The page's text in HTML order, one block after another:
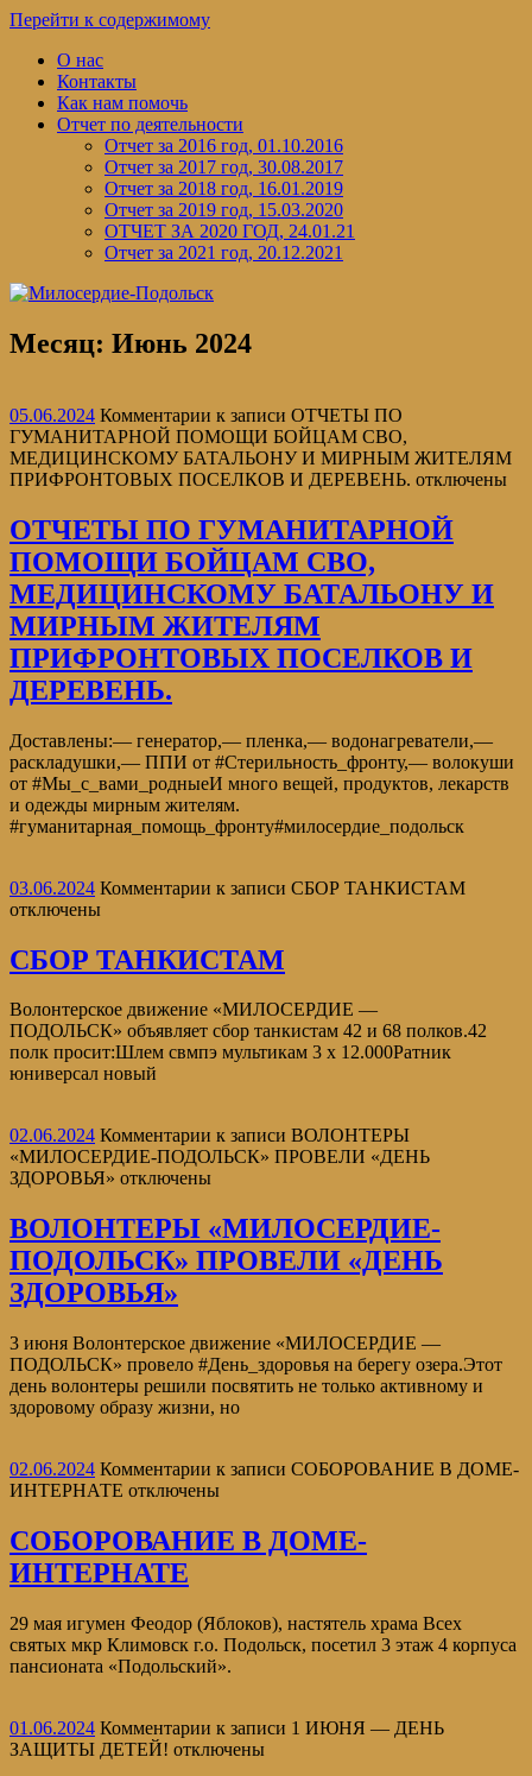
Перейти к содержимому
О нас
Контакты
Как нам помочь
Отчет по деятельности
Отчет за 2016 год, 01.10.2016
Отчет за 2017 год, 30.08.2017
Отчет за 2018 год, 16.01.2019
Отчет за 2019 год, 15.03.2020
ОТЧЕТ ЗА 2020 ГОД, 24.01.21
Отчет за 2021 год, 20.12.2021
Месяц: Июнь 2024
05.06.2024 Комментарии к записи ОТЧЕТЫ ПО
ГУМАНИТАРНОЙ ПОМОЩИ БОЙЦАМ СВО,
МЕДИЦИНСКОМУ БАТАЛЬОНУ И МИРНЫМ ЖИТЕЛЯМ
ПРИФРОНТОВЫХ ПОСЕЛКОВ И ДЕРЕВЕНЬ. отключены
ОТЧЕТЫ ПО ГУМАНИТАРНОЙ
ПОМОЩИ БОЙЦАМ СВО,
МЕДИЦИНСКОМУ БАТАЛЬОНУ И
МИРНЫМ ЖИТЕЛЯМ
ПРИФРОНТОВЫХ ПОСЕЛКОВ И
ДЕРЕВЕНЬ.
Доставлены:— генератор,— пленка,— водонагреватели,—
раскладушки,— ППИ от #Стерильность_фронту,— волокуши
от #Мы_с_вами_родныеИ много вещей, продуктов, лекарств
и одежды мирным жителям.
#гуманитарная_помощь_фронту#милосердие_подольск
03.06.2024 Комментарии к записи СБОР ТАНКИСТАМ
отключены
СБОР ТАНКИСТАМ
Волонтерское движение «МИЛОСЕРДИЕ —
ПОДОЛЬСК» объявляет сбор танкистам 42 и 68 полков.42
полк просит:Шлем свмпэ мультикам 3 х 12.000Ратник
юниверсал новый
02.06.2024 Комментарии к записи ВОЛОНТЕРЫ
«МИЛОСЕРДИЕ-ПОДОЛЬСК» ПРОВЕЛИ «ДЕНЬ
ЗДОРОВЬЯ» отключены
ВОЛОНТЕРЫ «МИЛОСЕРДИЕ-
ПОДОЛЬСК» ПРОВЕЛИ «ДЕНЬ
ЗДОРОВЬЯ»
3 июня Волонтерское движение «МИЛОСЕРДИЕ —
ПОДОЛЬСК» провело #День_здоровья на берегу озера.Этот
день волонтеры решили посвятить не только активному и
здоровому образу жизни, но
02.06.2024 Комментарии к записи СОБОРОВАНИЕ В ДОМЕ-
ИНТЕРНАТЕ отключены
СОБОРОВАНИЕ В ДОМЕ-
ИНТЕРНАТЕ
29 мая игумен Феодор (Яблоков), настятель храма Всех
святых мкр Климовск г.о. Подольск, посетил 3 этаж 4 корпуса
пансионата «Подольский».
01.06.2024 Комментарии к записи 1 ИЮНЯ — ДЕНЬ
ЗАЩИТЫ ДЕТЕЙ! отключены